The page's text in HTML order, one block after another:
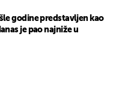
godine predstavljen kao
je pao najniže u